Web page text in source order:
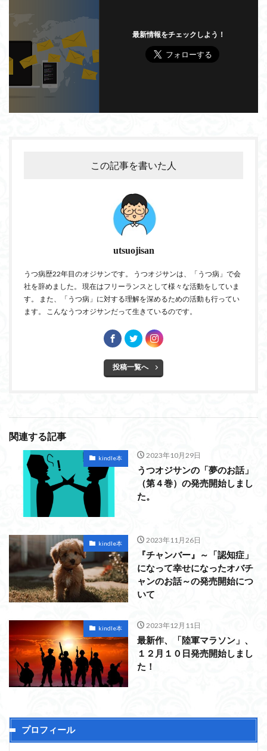
最新情報をチェックしよう！
この記事を書いた人
utsuojisan
うつ病歴22年目のオジサンです。 うつオジサンは、「うつ病」で会
社を辞めました。 現在はフリーランスとして様々な活動をしていま
す。 また、「うつ病」に対する理解を深めるための活動も行ってい
ます。 こんなうつオジサンだって生きているのです。
投稿一覧へ
関連する記事
kindle本 2023年10月29日
うつオジサンの「夢のお話」
（第４巻）の発売開始しまし
た。
kindle本 2023年11月26日
『チャンバー』～「認知症」
になって幸せになったオバチ
ャンのお話～の発売開始につ
いて
kindle本 2023年12月11日
最新作、「陸軍マラソン」、
１２月１０日発売開始しまし
た！
プロフィール